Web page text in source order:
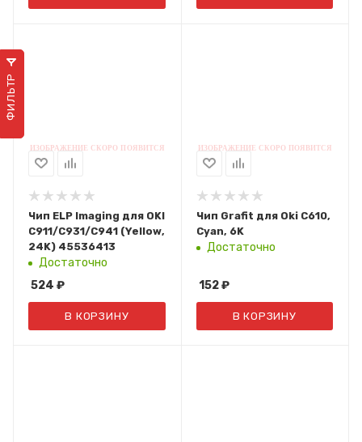
Чип ELP Imaging для OKI
C911/С931/С941 (Yellow,
24K) 45536413
Достаточно
524 ₽
В КОРЗИНУ
Чип Grafit для Oki C610,
Cyan, 6K
Достаточно
152 ₽
В КОРЗИНУ
ФИЛЬТР